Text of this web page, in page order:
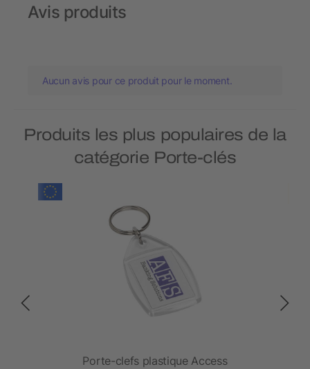
Avis produits
Aucun avis pour ce produit pour le moment.
Produits les plus populaires de la
catégorie Porte-clés
Porte-clefs plastique Access